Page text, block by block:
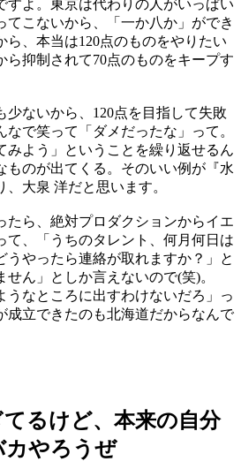
すよ。東京は代わりの人がいっぱい
てこないから、「一か八か」ができ
ら、本当は120点のものをやりたい
ら抑制されて70点のものをキープす
少ないから、120点を目指して失敗
なで笑って「ダメだったな」って。
みよう」ということを繰り返せるん
ものが出てくる。そのいい例が『水
大泉 洋だと思います。
たら、絶対プロダクションからイエ
て、「うちのタレント、何月何日は
うやったら連絡が取れますか？」と
ん」としか言えないので(笑)。
うなところに出すわけないだろ」っ
成立できたのも北海道だからなんで
るけど、本来の自分
カやろうぜ